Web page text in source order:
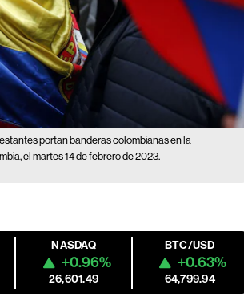
portan banderas colombianas en la
el martes 14 de febrero de 2023.
NASDAQ
+0.96%
26,601.49
BTC/USD
+0.63%
64,799.94